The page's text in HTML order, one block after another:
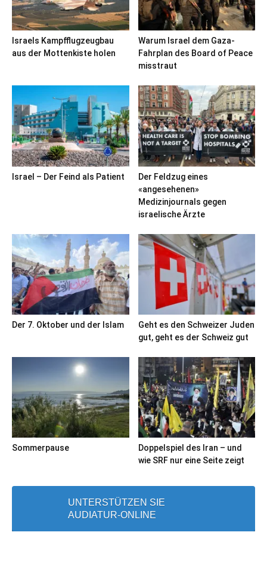
Israels Kampfflugzeugbau
aus der Mottenkiste holen
Warum Israel dem Gaza-
Fahrplan des Board of Peace
misstraut
Israel – Der Feind als Patient
Der Feldzug eines
«angesehenen»
Medizinjournals gegen
israelische Ärzte
Der 7. Oktober und der Islam
Geht es den Schweizer Juden
gut, geht es der Schweiz gut
Sommerpause
Doppelspiel des Iran – und
wie SRF nur eine Seite zeigt
UNTERSTÜTZEN SIE
AUDIATUR-ONLINE